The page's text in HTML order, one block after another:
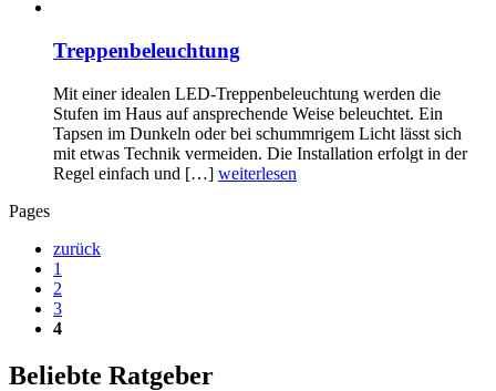
Treppenbeleuchtung
Mit einer idealen LED-Treppenbeleuchtung werden die
Stufen im Haus auf ansprechende Weise beleuchtet. Ein
Tapsen im Dunkeln oder bei schummrigem Licht lässt sich
mit etwas Technik vermeiden. Die Installation erfolgt in der
Regel einfach und […] weiterlesen
Pages
zurück
1
2
3
4
Beliebte Ratgeber